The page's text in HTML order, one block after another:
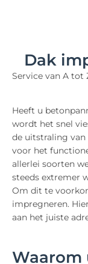
Dak
Service van A tot
Heeft u
wordt het snel
de uitstraling van
voor het
allerlei soorten
steeds extremer
Om dit te
impregneren.
aan het juiste
Waarom